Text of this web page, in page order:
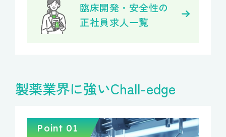
臨床開発・安全性の
正社員求人一覧
製薬業界に強いChall-edge
Point 01